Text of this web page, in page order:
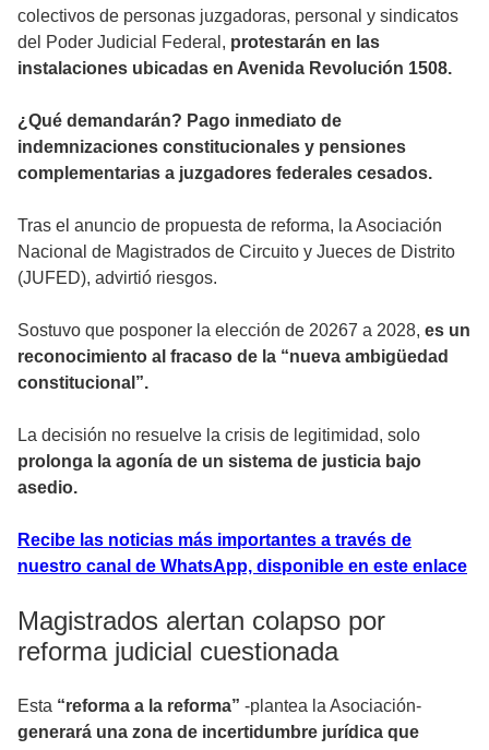
colectivos de personas juzgadoras, personal y sindicatos
del Poder Judicial Federal, protestarán en las
instalaciones ubicadas en Avenida Revolución 1508.
¿Qué demandarán? Pago inmediato de
indemnizaciones constitucionales y pensiones
complementarias a juzgadores federales cesados.
Tras el anuncio de propuesta de reforma, la Asociación
Nacional de Magistrados de Circuito y Jueces de Distrito
(JUFED), advirtió riesgos.
Sostuvo que posponer la elección de 20267 a 2028, es un
reconocimiento al fracaso de la “nueva ambigüedad
constitucional”.
La decisión no resuelve la crisis de legitimidad, solo
prolonga la agonía de un sistema de justicia bajo
asedio.
Recibe las noticias más importantes a través de
nuestro canal de WhatsApp, disponible en este enlace
Magistrados alertan colapso por
reforma judicial cuestionada
Esta “reforma a la reforma” -plantea la Asociación-
generará una zona de incertidumbre jurídica que